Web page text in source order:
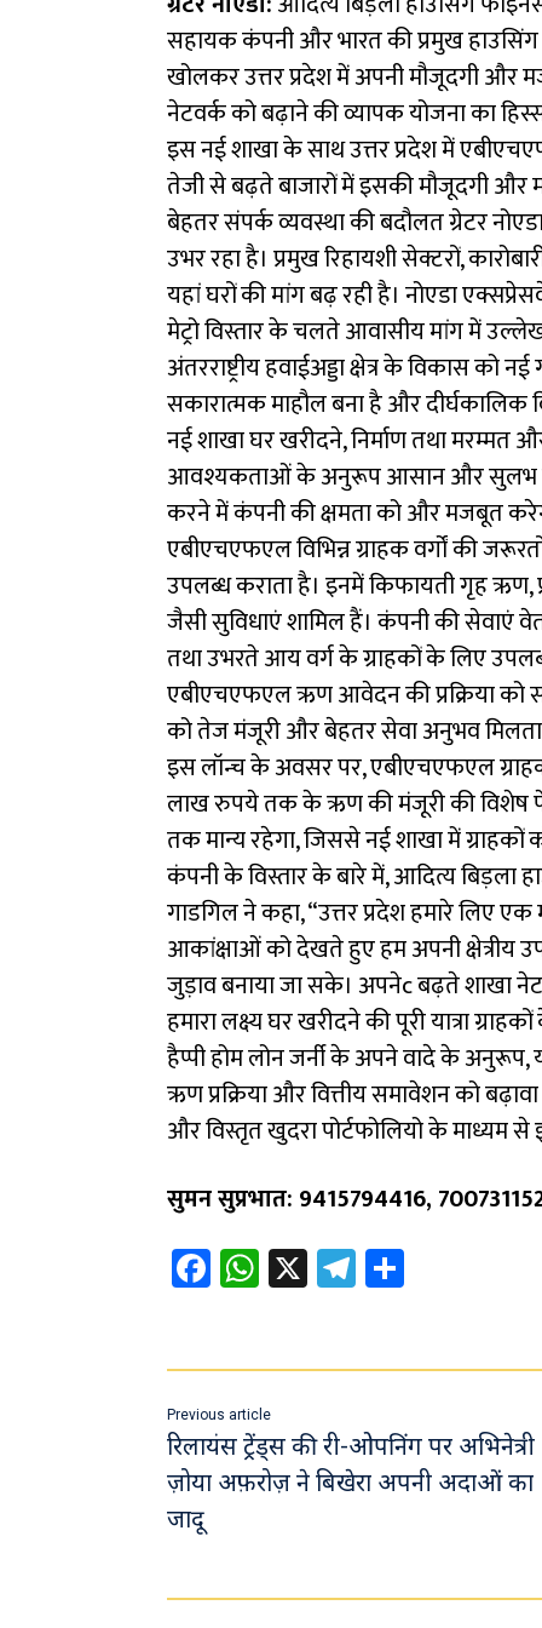
b
o
ok
at
sA
p
p
gr
a
m
e
सहायक कंपनी और भारत की प्रमुख
खोलकर उत्तर प्रदेश में अपनी मौजूदगी और
नेटवर्क को बढ़ाने की व्यापक योजना का
इस नई शाखा के साथ उत्तर प्रदेश में
तेजी से बढ़ते बाजारों में इसकी मौजूदगी और
बेहतर संपर्क व्यवस्था की बदौलत ग्रेटर
उभर रहा है। प्रमुख रिहायशी सेक्टरों,
यहां घरों की मांग बढ़ रही है। नोएडा
मेट्रो विस्तार के चलते आवासीय मांग में
अंतरराष्ट्रीय हवाईअड्डा क्षेत्र के विकास को
सकारात्मक माहौल बना है और
नई शाखा घर खरीदने, निर्माण तथा
आवश्यकताओं के अनुरूप आसान और सुलभ
करने में कंपनी की क्षमता को और मजबूत
एबीएचएफएल विभिन्न ग्राहक वर्गों की
उपलब्ध कराता है। इनमें किफायती गृह ऋण,
जैसी सुविधाएं शामिल हैं। कंपनी की सेवाएं
तथा उभरते आय वर्ग के ग्राहकों के लिए
एबीएचएफएल ऋण आवेदन की प्रक्रिया को
को तेज मंजूरी और बेहतर सेवा अनुभव
इस लॉन्च के अवसर पर, एबीएचएफएल
लाख रुपये तक के ऋण की मंजूरी की विशेष
तक मान्य रहेगा, जिससे नई शाखा में
कंपनी के विस्तार के बारे में, आदित्य
गाडगिल ने कहा, “उत्तर प्रदेश हमारे लिए
आकांक्षाओं को देखते हुए हम अपनी क्षेत्रीय
जुड़ाव बनाया जा सके। अपनेc बढ़ते शाखा
हमारा लक्ष्य घर खरीदने की पूरी यात्रा
हैप्पी होम लोन जर्नी के अपने वादे के अनुरूप,
ऋण प्रक्रिया और वित्तीय समावेशन को
और विस्तृत खुदरा पोर्टफोलियो के माध्यम से
सुमन सुप्रभात: 9415794416,
Fa
ce
o
ok
W
h
sA
p
p
X Te
le
a
m
Previous article
रिलायंस ट्रेंड्स की री-ओपनिंग पर अभिनेत्री
ज़ोया अफ़रोज़ ने बिखेरा अपनी अदाओं का
जादू